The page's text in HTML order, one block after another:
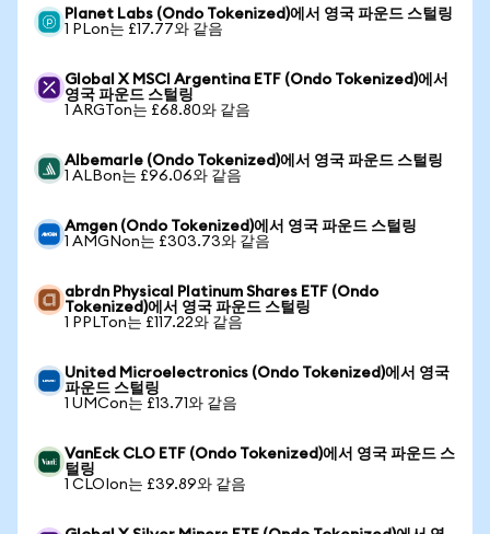
Planet Labs (Ondo Tokenized)에서 영국 파운드 스털링
1 PLon는 £17.77와 같음
Global X MSCI Argentina ETF (Ondo Tokenized)에서
영국 파운드 스털링
1 ARGTon는 £68.80와 같음
Albemarle (Ondo Tokenized)에서 영국 파운드 스털링
1 ALBon는 £96.06와 같음
Amgen (Ondo Tokenized)에서 영국 파운드 스털링
1 AMGNon는 £303.73와 같음
abrdn Physical Platinum Shares ETF (Ondo
Tokenized)에서 영국 파운드 스털링
1 PPLTon는 £117.22와 같음
United Microelectronics (Ondo Tokenized)에서 영국
파운드 스털링
1 UMCon는 £13.71와 같음
VanEck CLO ETF (Ondo Tokenized)에서 영국 파운드 스
털링
1 CLOIon는 £39.89와 같음